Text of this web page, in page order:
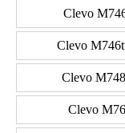
Clevo
Clevo
Clevo
Clevo M76